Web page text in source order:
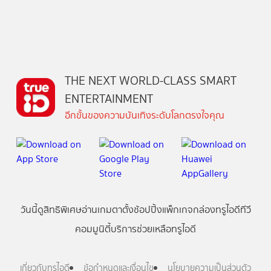
THE NEXT WORLD-CLASS SMART
ENTERTAINMENT
อีกขั้นของความบันเทิงระดับโลกตรงใจคุณ
วันนี้ดูสิทธิพิเศษอ่านเกมตาตั้งช้อปปิ้งแพ็กเกจกล่องทรูไอดีทีวี
คอมมูนิตี้บริการช่วยเหลือทรูไอดี